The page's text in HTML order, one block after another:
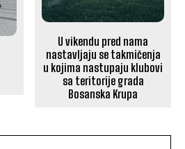
U vikendu pred nama
nastavljaju se takmičenja
u kojima nastupaju klubovi
sa teritorije grada
Bosanska Krupa